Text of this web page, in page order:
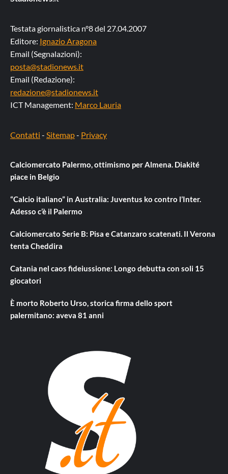
Testata giornalistica n°8 del 27.04.2007
Editore: Ignazio Aragona
Email (Segnalazioni):
posta@stadionews.it
Email (Redazione):
redazione@stadionews.it
ICT Management: Marco Lauria
Contatti - Sitemap- Privacy
Calciomercato Palermo, ottimismo per Almena. Diakité
piace in Belgio
“Calcio italiano” in Australia: Juventus ko contro l’Inter.
Adesso c’è il Palermo
Calciomercato Serie B: Pisa e Catanzaro scatenati. Il Verona
tenta Cheddira
Catania nel caos fideiussione: Longo debutta con soli 15
giocatori
È morto Roberto Urso, storica firma dello sport
palermitano: aveva 81 anni